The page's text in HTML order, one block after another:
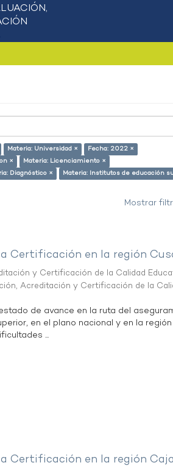
Materia: Universidad ×
Fecha: 2022 ×
×
Materia: Licenciamiento ×
Diagnóstico ×
Materia: Institutos de educación
Mostrar
Certificación en la región
y Certificación de la Calidad
Acreditación y Certificación de la
de avance en la ruta del
en el plano nacional y en la región
...
Certificación en la región